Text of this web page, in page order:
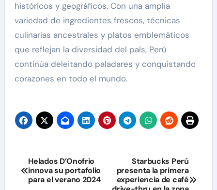
históricos y geográficos. Con una amplia
variedad de ingredientes frescos, técnicas
culinarias ancestrales y platos emblemáticos
que reflejan la diversidad del país, Perú
continúa deleitando paladares y conquistando
corazones en todo el mundo.
Navegación
de
Helados D’Onofrio
innova su portafolio
para el verano 2024
Starbucks Perú
presenta la primera
experiencia de café